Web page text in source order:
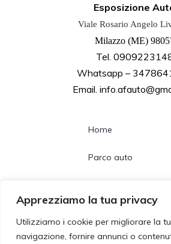
Apprezziamo la tua privacy
Utilizziamo i cookie per migliorare la
navigazione, fornire annunci o
Esposizione
Viale Rosario Angelo
Milazzo (ME)
Tel.
Whatsapp –
Email.
Home
Parco auto
Contatti